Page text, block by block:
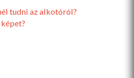
tudni az alkotóról?